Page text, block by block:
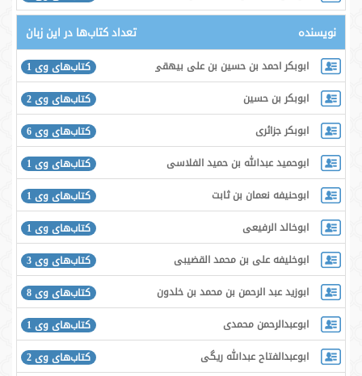
نویسنده تعداد کتاب‌ها در این زبان
ابوبکر احمد بن حسین بن علی بیهقی
کتاب‌های وی 1
ابوبکر بن حسین
کتاب‌های وی 2
ابوبکر جزائری
کتاب‌های وی 6
ابوحمید عبدالله بن حمید الفلاسی
کتاب‌های وی 1
ابوحنیفه نعمان بن ثابت
کتاب‌های وی 1
ابوخالد الرفیعی
کتاب‌های وی 1
ابوخلیفه علی بن محمد القضیبی
کتاب‌های وی 3
ابوزید عبد الرحمن بن محمد بن خلدون حَضرَمی
کتاب‌های وی 8
ابوعبدالرحمن محمدی
کتاب‌های وی 1
ابوعبدالفتاح عبدالله ریگی
کتاب‌های وی 2